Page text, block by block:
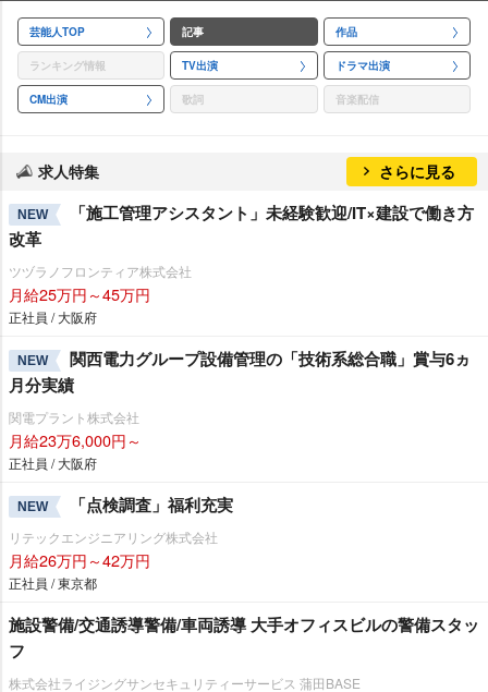
芸能人TOP 記事 作品
ランキング情報 TV出演 ドラマ出演
CM出演 歌詞 音楽配信
求人特集 さらに見る
NEW
「施工管理アシスタント」未経験歓迎/IT×建設で働き方
改革
ツヅラノフロンティア株式会社
月給25万円～45万円
正社員 / 大阪府
NEW
関西電力グループ設備管理の「技術系総合職」賞与6ヵ
月分実績
関電プラント株式会社
月給23万6,000円～
正社員 / 大阪府
NEW 「点検調査」福利充実
リテックエンジニアリング株式会社
月給26万円～42万円
正社員 / 東京都
施設警備/交通誘導警備/車両誘導 大手オフィスビルの警備スタッ
フ
株式会社ライジングサンセキュリティーサービス 蒲田BASE